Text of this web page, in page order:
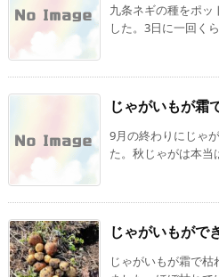
九条ネギの種をポッ
した。3日に一回く
じゃがいもが霜
9月の終わりにじゃ
た。秋じゃがは本当
じゃがいもがで
じゃがいもが霜で